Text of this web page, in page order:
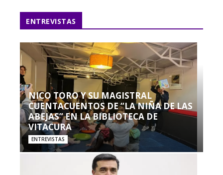
ENTREVISTAS
NICO TORO Y SU MAGISTRAL
CUENTACUENTOS DE “LA NIÑA DE LAS
ABEJAS” EN LA BIBLIOTECA DE
VITACURA
ENTREVISTAS